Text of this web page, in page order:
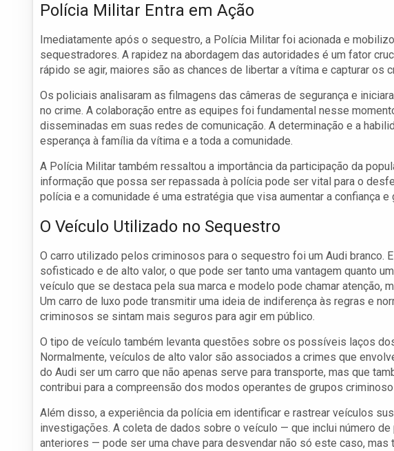
Polícia Militar Entra em Ação
Imediatamente após o sequestro, a Polícia Militar foi acionada e
sequestradores. A rapidez na abordagem das autoridades é um fator
rápido se agir, maiores são as chances de libertar a vítima e capturar os
Os policiais analisaram as filmagens das câmeras de segurança e
no crime. A colaboração entre as equipes foi fundamental nesse
disseminadas em suas redes de comunicação. A determinação e a
esperança à família da vítima e a toda a comunidade.
A Polícia Militar também ressaltou a importância da participação da
informação que possa ser repassada à polícia pode ser vital para o
polícia e a comunidade é uma estratégia que visa aumentar a confiança e
O Veículo Utilizado no Sequestro
O carro utilizado pelos criminosos para o sequestro foi um Audi branco.
sofisticado e de alto valor, o que pode ser tanto uma vantagem quanto
veículo que se destaca pela sua marca e modelo pode chamar atenção,
Um carro de luxo pode transmitir uma ideia de indiferença às regras e
criminosos se sintam mais seguros para agir em público.
O tipo de veículo também levanta questões sobre os possíveis laços
Normalmente, veículos de alto valor são associados a crimes que
do Audi ser um carro que não apenas serve para transporte, mas que
contribui para a compreensão dos modos operantes de grupos
Além disso, a experiência da polícia em identificar e rastrear veículos
investigações. A coleta de dados sobre o veículo — que inclui número
anteriores — pode ser uma chave para desvendar não só este caso, mas